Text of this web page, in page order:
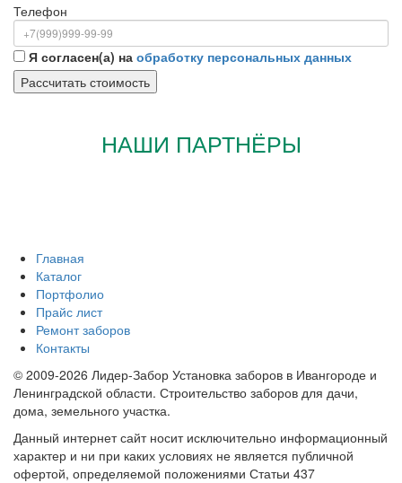
Телефон
Я согласен(а) на обработку персональных данных
НАШИ ПАРТНЁРЫ
Главная
Каталог
Портфолио
Прайс лист
Ремонт заборов
Контакты
© 2009-2026 Лидер-Забор Установка заборов в Ивангороде и
Ленинградской области. Строительство заборов для дачи,
дома, земельного участка.
Данный интернет сайт носит исключительно информационный
характер и ни при каких условиях не является публичной
офертой, определяемой положениями Статьи 437